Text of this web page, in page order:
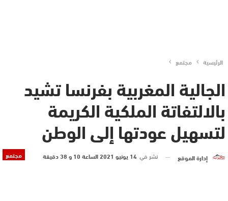
الرئيسية مجتمع
الجالية المغربية بفرنسا تشيد
بالالتفاتة الملكية الكريمة
لتسهيل عودتها إلى الوطن
مجتمع إدارة الموقع نشر في 14 يونيو 2021 الساعة 10 و 38 دقيقة